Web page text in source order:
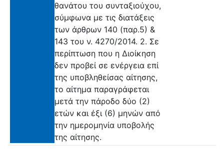
θανάτου του συνταξιούχου,
σύμφωνα με τις διατάξεις
των άρθρων 140 (παρ.5) &
143 του ν. 4270/2014. 2. Σε
περίπτωση που η Διοίκηση
δεν προβεί σε ενέργεια επί
της υποβληθείσας αίτησης,
το αίτημα παραγράφεται
μετά την πάροδο δύο (2)
ετών και έξι (6) μηνών από
την ημερομηνία υποβολής
της αίτησης.